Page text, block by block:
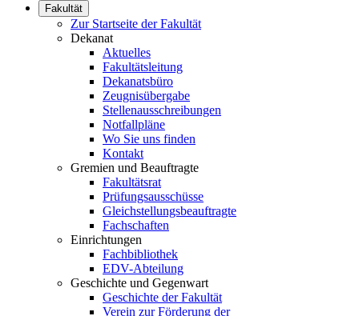
Fakultät
Zur Startseite der Fakultät
Dekanat
Aktuelles
Fakultätsleitung
Dekanatsbüro
Zeugnisübergabe
Stellenausschreibungen
Notfallpläne
Wo Sie uns finden
Kontakt
Gremien und Beauftragte
Fakultätsrat
Prüfungsausschüsse
Gleichstellungsbeauftragte
Fachschaften
Einrichtungen
Fachbibliothek
EDV-Abteilung
Geschichte und Gegenwart
Geschichte der Fakultät
Verein zur Förderung der